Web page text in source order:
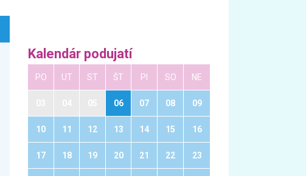
Kalendár podujatí
PO UT ST ŠT PI SO NE
06 07 08 09
10 11 12 13 14 15 16
17 18 19 20 21 22 23